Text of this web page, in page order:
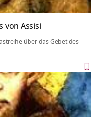
von Assisi
über das Gebet des